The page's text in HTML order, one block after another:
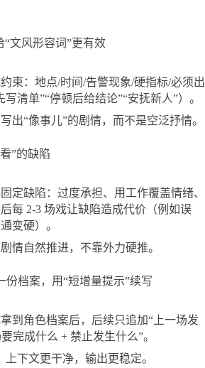
“文风形容词”更有效
束：地点/时间/告警现象/硬指标/必须出
清单”“停顿后给结论”“安抚新人”）。
出“像事儿”的剧情，而不是空泛抒情。
”的缺陷
定缺陷：过度承担、用工作覆盖情绪、
每 2-3 场戏让缺陷造成代价（例如误
变硬）。
情自然推进，不靠外力硬推。
份档案，用“短增量提示”续写
到角色档案后，后续只追加“上一场发
完成什么 + 禁止发生什么”。
上下文更干净，输出更稳定。